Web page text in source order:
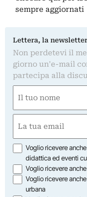
sempre aggiornati
Lettera, la
Non perdetevi il
giorno un'e-mail
partecipa alla
(Obbligatorio)
Nome
(Obbligatorio)
Opzioni
Voglio ricevere
didattica ed eventi
Voglio ricevere
Voglio ricevere
urbana